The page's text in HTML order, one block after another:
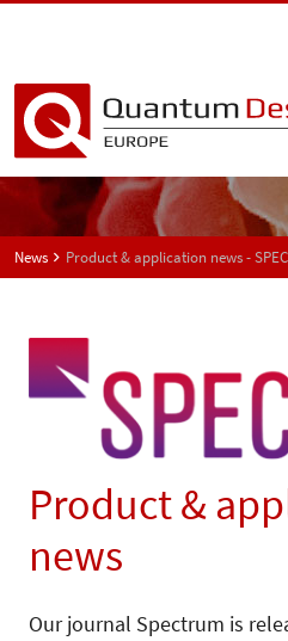
News Product & application news -
Product &
news
Our journal Spectrum is